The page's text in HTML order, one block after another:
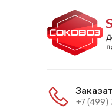
+7 (499)